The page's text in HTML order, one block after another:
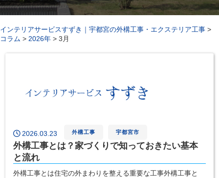
インテリアサービスすずき｜宇都宮の外構工事・エクステリア工事 >
コラム > 2026年 > 3月
2026.03.23 外構工事 宇都宮市
外構工事とは？家づくりで知っておきたい基本
と流れ
外構工事とは住宅の外まわりを整える重要な工事外構工事と